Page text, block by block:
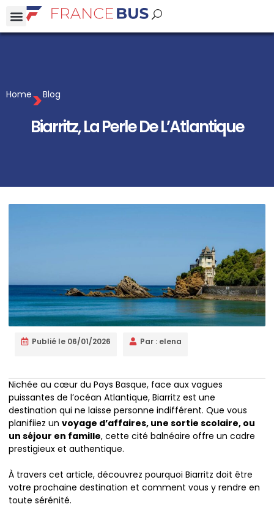
Home>Blog
Biarritz, La Perle De L’Atlantique
Publié le 06/01/2026 Par : elena
Nichée au cœur du Pays Basque, face aux vagues
puissantes de l’océan Atlantique, Biarritz est une
destination qui ne laisse personne indifférent. Que vous
planifiiez un voyage d’affaires, une sortie scolaire, ou
un séjour en famille, cette cité balnéaire offre un cadre
prestigieux et authentique.
À travers cet article, découvrez pourquoi Biarritz doit être
votre prochaine destination et comment vous y rendre en
toute sérénité.